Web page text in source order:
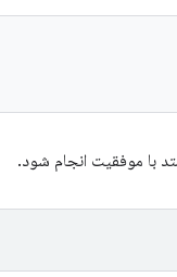
با موفقیت انجام شود.